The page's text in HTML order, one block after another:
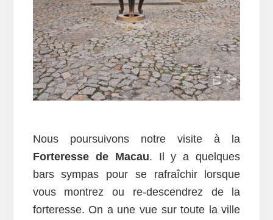
Nous poursuivons notre visite à la
Forteresse de Macau. Il y a quelques
bars sympas pour se rafraîchir lorsque
vous montrez ou re-descendrez de la
forteresse. On a une vue sur toute la ville